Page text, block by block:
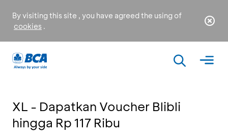
By visiting this site , you have agreed the using of
cookies .
XL - Dapatkan Voucher Blibli
hingga Rp 117 Ribu